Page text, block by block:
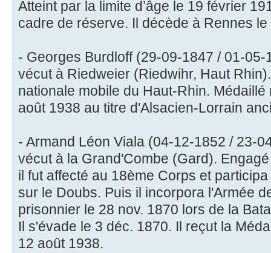
Atteint par la limite d’âge le 19 février
cadre de réserve. Il décède à Rennes
- Georges Burdloff (29-09-1847 / 01-
vécut à Riedweier (Riedwihr, Haut
nationale mobile du Haut-Rhin.
août 1938 au titre d'Alsacien-Lorrain
- Armand Léon Viala (04-12-1852 / 23-
vécut à la Grand'Combe (Gard).
il fut affecté au 18ème Corps et
sur le Doubs. Puis il incorpora l'Armée
prisonnier le 28 nov. 1870 lors de la
Il s'évade le 3 déc. 1870. Il reçut la
12 août 1938.